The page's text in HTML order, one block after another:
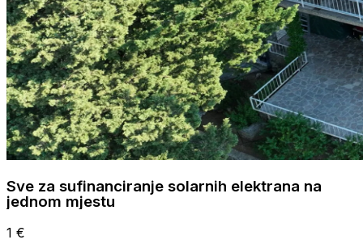
Sve za sufinanciranje solarnih elektrana na
jednom mjestu
1 €